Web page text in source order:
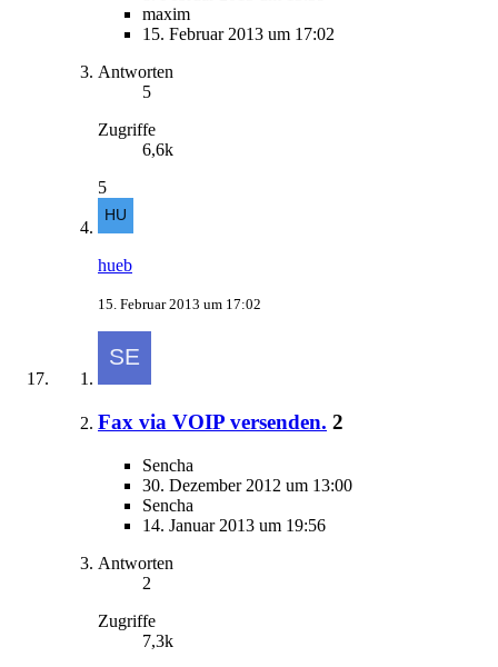
maxim
15. Februar 2013 um 17:02
Antworten
5
Zugriffe
6,6k
5
hueb
15. Februar 2013 um 17:02
Fax via VOIP versenden. 2
Sencha
30. Dezember 2012 um 13:00
Sencha
14. Januar 2013 um 19:56
Antworten
2
Zugriffe
7,3k